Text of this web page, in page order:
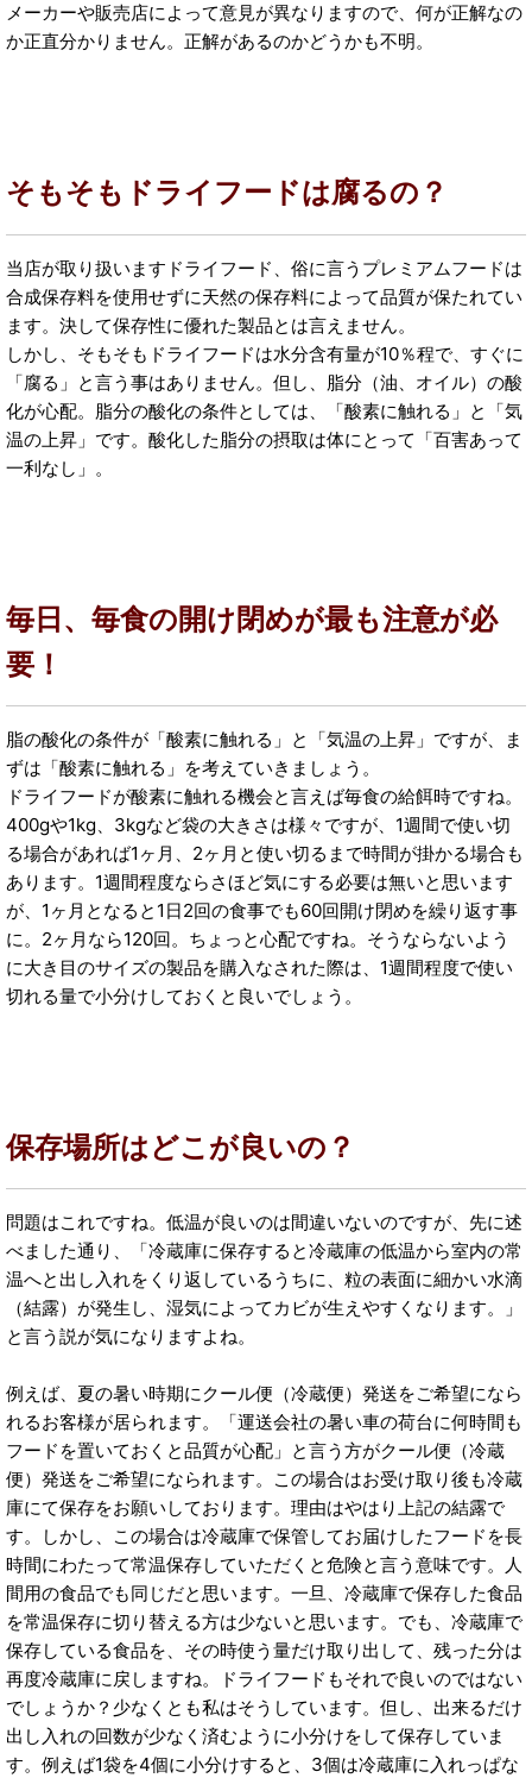
メーカーや販売店によって意見が異なりますので、何が正解なの
か正直分かりません。正解があるのかどうかも不明。
そもそもドライフードは腐るの？
当店が取り扱いますドライフード、俗に言うプレミアムフードは
合成保存料を使用せずに天然の保存料によって品質が保たれてい
ます。決して保存性に優れた製品とは言えません。
しかし、そもそもドライフードは水分含有量が10％程で、すぐに
「腐る」と言う事はありません。但し、脂分（油、オイル）の酸
化が心配。脂分の酸化の条件としては、「酸素に触れる」と「気
温の上昇」です。酸化した脂分の摂取は体にとって「百害あって
一利なし」。
毎日、毎食の開け閉めが最も注意が必
要！
脂の酸化の条件が「酸素に触れる」と「気温の上昇」ですが、ま
ずは「酸素に触れる」を考えていきましょう。
ドライフードが酸素に触れる機会と言えば毎食の給餌時ですね。
400gや1kg、3kgなど袋の大きさは様々ですが、1週間で使い切
る場合があれば1ヶ月、2ヶ月と使い切るまで時間が掛かる場合も
あります。1週間程度ならさほど気にする必要は無いと思います
が、1ヶ月となると1日2回の食事でも60回開け閉めを繰り返す事
に。2ヶ月なら120回。ちょっと心配ですね。そうならないよう
に大き目のサイズの製品を購入なされた際は、1週間程度で使い
切れる量で小分けしておくと良いでしょう。
保存場所はどこが良いの？
問題はこれですね。低温が良いのは間違いないのですが、先に述
べました通り、「冷蔵庫に保存すると冷蔵庫の低温から室内の常
温へと出し入れをくり返しているうちに、粒の表面に細かい水滴
（結露）が発生し、湿気によってカビが生えやすくなります。」
と言う説が気になりますよね。
例えば、夏の暑い時期にクール便（冷蔵便）発送をご希望になら
れるお客様が居られます。「運送会社の暑い車の荷台に何時間も
フードを置いておくと品質が心配」と言う方がクール便（冷蔵
便）発送をご希望になられます。この場合はお受け取り後も冷蔵
庫にて保存をお願いしております。理由はやはり上記の結露で
す。しかし、この場合は冷蔵庫で保管してお届けしたフードを長
時間にわたって常温保存していただくと危険と言う意味です。人
間用の食品でも同じだと思います。一旦、冷蔵庫で保存した食品
を常温保存に切り替える方は少ないと思います。でも、冷蔵庫で
保存している食品を、その時使う量だけ取り出して、残った分は
再度冷蔵庫に戻しますね。ドライフードもそれで良いのではない
でしょうか？少なくとも私はそうしています。但し、出来るだけ
出し入れの回数が少なく済むように小分けをして保存していま
す。例えば1袋を4個に小分けすると、3個は冷蔵庫に入れっぱな